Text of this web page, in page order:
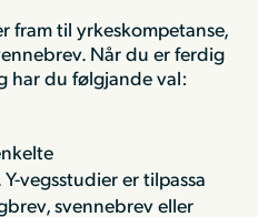
fram til yrkeskompetanse,
Når du er ferdig
har du følgjande val:
vegsstudier er tilpassa
svennebrev eller